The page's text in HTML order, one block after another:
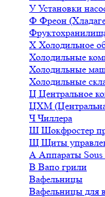
У Установки
Ф Фреон
Х Холодильное
Холодильные
Холодильные
Холодильные
Ц Центральное
ЦХМ
ЧЧиллера
Ш Шокфростер
Щ Щиты
А Аппараты Sous
В Вапо грили
Вафельницы
Вафельницы для